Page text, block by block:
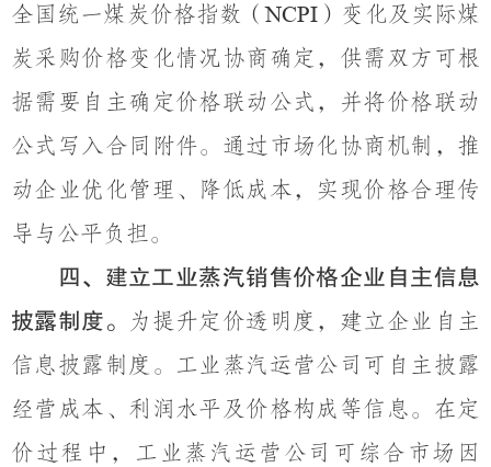
全国统一煤炭价格指数（NCPI ）变化及实际煤
炭采购价格变化情况协商确定，供需双方可根
据需要自主确定价格联动公式，并将价格联动
公式写入合同附件。通过市场化协商机制，推
动企业优化管理、降低成本，实现价格合理传
导与公平负担。
四、建立工业蒸汽销售价格企业自主信息
披露制度。
为提升定价透明度，建立企业自主
信息披露制度。工业蒸汽运营公司可自主披露
经营成本、利润水平及价格构成等信息。在定
价过程中，工业蒸汽运营公司可综合市场因